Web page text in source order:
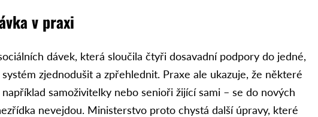
v praxi
dávek, která sloučila čtyři dosavadní podpory do jedné,
zjednodušit a zpřehlednit. Praxe ale ukazuje, že některé
samoživitelky nebo senioři žijící sami – se do nových
nevejdou. Ministerstvo proto chystá další úpravy, které